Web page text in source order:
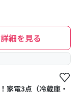
詳細を見る
家電3点（冷蔵庫・